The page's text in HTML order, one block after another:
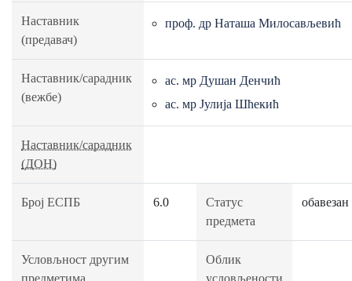
Наставник
(предавач)
проф. др Наташа Милосављевић
Наставник/сарадник
(вежбе)
ас. мр Душан Денчић
ас. мр Јулија Шћекић
Наставник/сарадник
(ДОН)
Број ЕСПБ 6.0
Статус
предмета
обавезан
Условљност другим
предметима
Облик
условљености